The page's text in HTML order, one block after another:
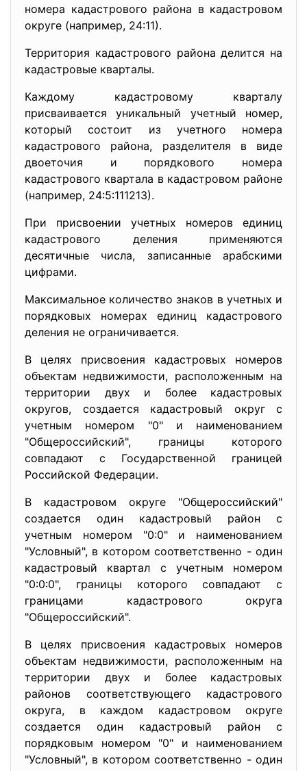
номера кадастрового района в кадастровом
округе (например, 24:11).
Территория кадастрового района делится на
кадастровые кварталы.
Каждому кадастровому кварталу
присваивается уникальный учетный номер,
который состоит из учетного номера
кадастрового района, разделителя в виде
двоеточия и порядкового номера
кадастрового квартала в кадастровом районе
(например, 24:5:111213).
При присвоении учетных номеров единиц
кадастрового деления применяются
десятичные числа, записанные арабскими
цифрами.
Максимальное количество знаков в учетных и
порядковых номерах единиц кадастрового
деления не ограничивается.
В целях присвоения кадастровых номеров
объектам недвижимости, расположенным на
территории двух и более кадастровых
округов, создается кадастровый округ с
учетным номером "0" и наименованием
"Общероссийский", границы которого
совпадают с Государственной границей
Российской Федерации.
В кадастровом округе "Общероссийский"
создается один кадастровый район с
учетным номером "0:0" и наименованием
"Условный", в котором соответственно - один
кадастровый квартал с учетным номером
"0:0:0", границы которого совпадают с
границами кадастрового округа
"Общероссийский".
В целях присвоения кадастровых номеров
объектам недвижимости, расположенным на
территории двух и более кадастровых
районов соответствующего кадастрового
округа, в каждом кадастровом округе
создается один кадастровый район с
порядковым номером "0" и наименованием
"Условный", в котором соответственно - один